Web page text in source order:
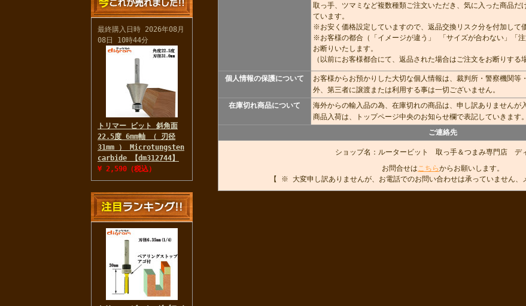
最終購入日時 2026年08月
08日 10時44分
トリマー ビット 斜角面
22.5度 6mm軸 （ 刃径
31mm ） Microtungsten
carbide 【dm312744】
¥ 2,590（税込）
取っ手、ツマミなど複数種類ご注文いただき、気に入った商品だ
ています。
※お安く価格設定していますので、返品交換リスク分を付加して
※お客様の都合（「イメージが違う」 「サイズが合わない」「
お断りいたします。
（以前にお客様都合にて、返品された場合はご注文をお断りする
個人情報の保護について
お客様からお預かりした大切な個人情報は、裁判所・警察機関等
外、第三者に譲渡または利用する事は一切ございません。
在庫切れ商品について
海外からの輸入品の為、在庫切れの商品は、申し訳ありませんが
商品入荷は、トップページ中央のお知らせ欄で表記していきます。
ご連絡先
ショップ名：ルータービット 取っ手＆つまみ専門店 デ
お問合せはこちらからお願いします。
【 ※ 大変申し訳ありませんが、お電話でのお問い合わせは承っていません、